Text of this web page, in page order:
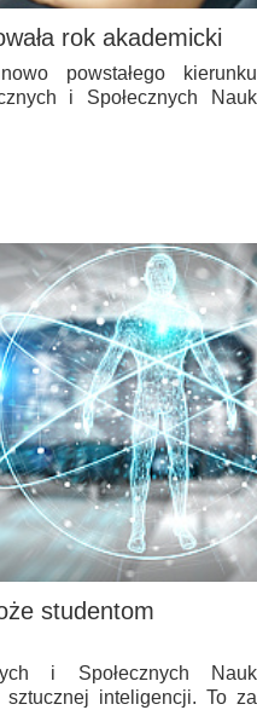
rok akademicki
powstałego kierunku
i Społecznych Nauk
studentom
i Społecznych Nauk
inteligencji. To za